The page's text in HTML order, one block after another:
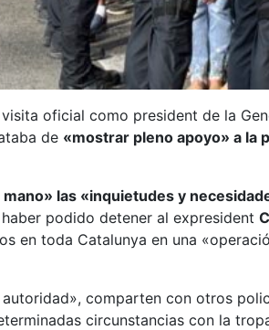
oficial como president de la
de «mostrar pleno apoyo» a la
las «inquietudes y
podido detener al expresident
en toda Catalunya en una
comparten con otros
circunstancias con la